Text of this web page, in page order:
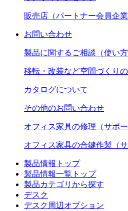
販売店（パートナー会員企業
お問い合わせ
製品に関するご相談（使い
移転・改装など空間づくり
カタログについて
その他のお問い合わせ
オフィス家具の修理（サポー
オフィス家具の合鍵作製（サ
製品情報トップ
製品情報一覧トップ
製品カテゴリから探す
デスク
デスク周辺オプション